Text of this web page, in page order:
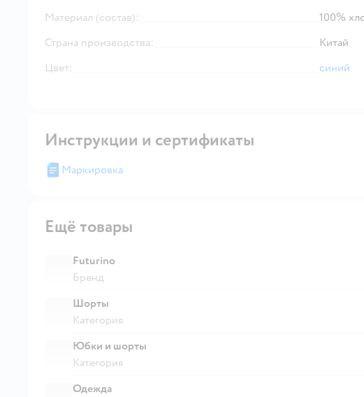
Материал (состав):
100%
Страна производства:
Китай
Цвет:
синий
Инструкции и сертификаты
Маркировка
Ещё товары
Futurino
Бренд
Шорты
Категория
Юбки и шорты
Категория
Одежда